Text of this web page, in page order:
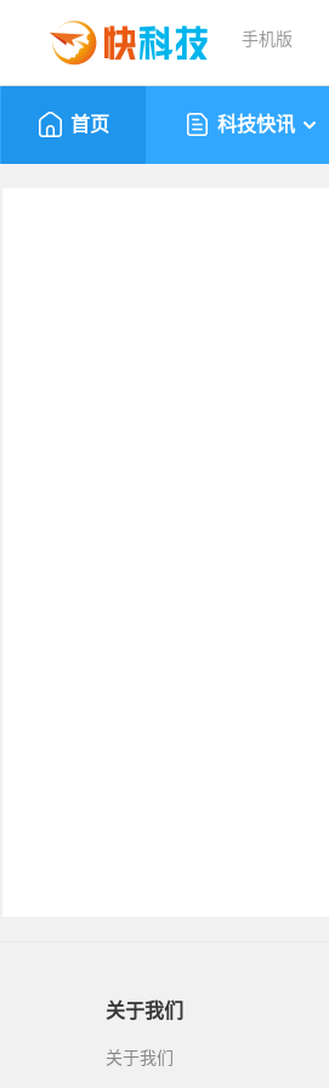
手机版
首页 科技快讯
关于我们
关于我们